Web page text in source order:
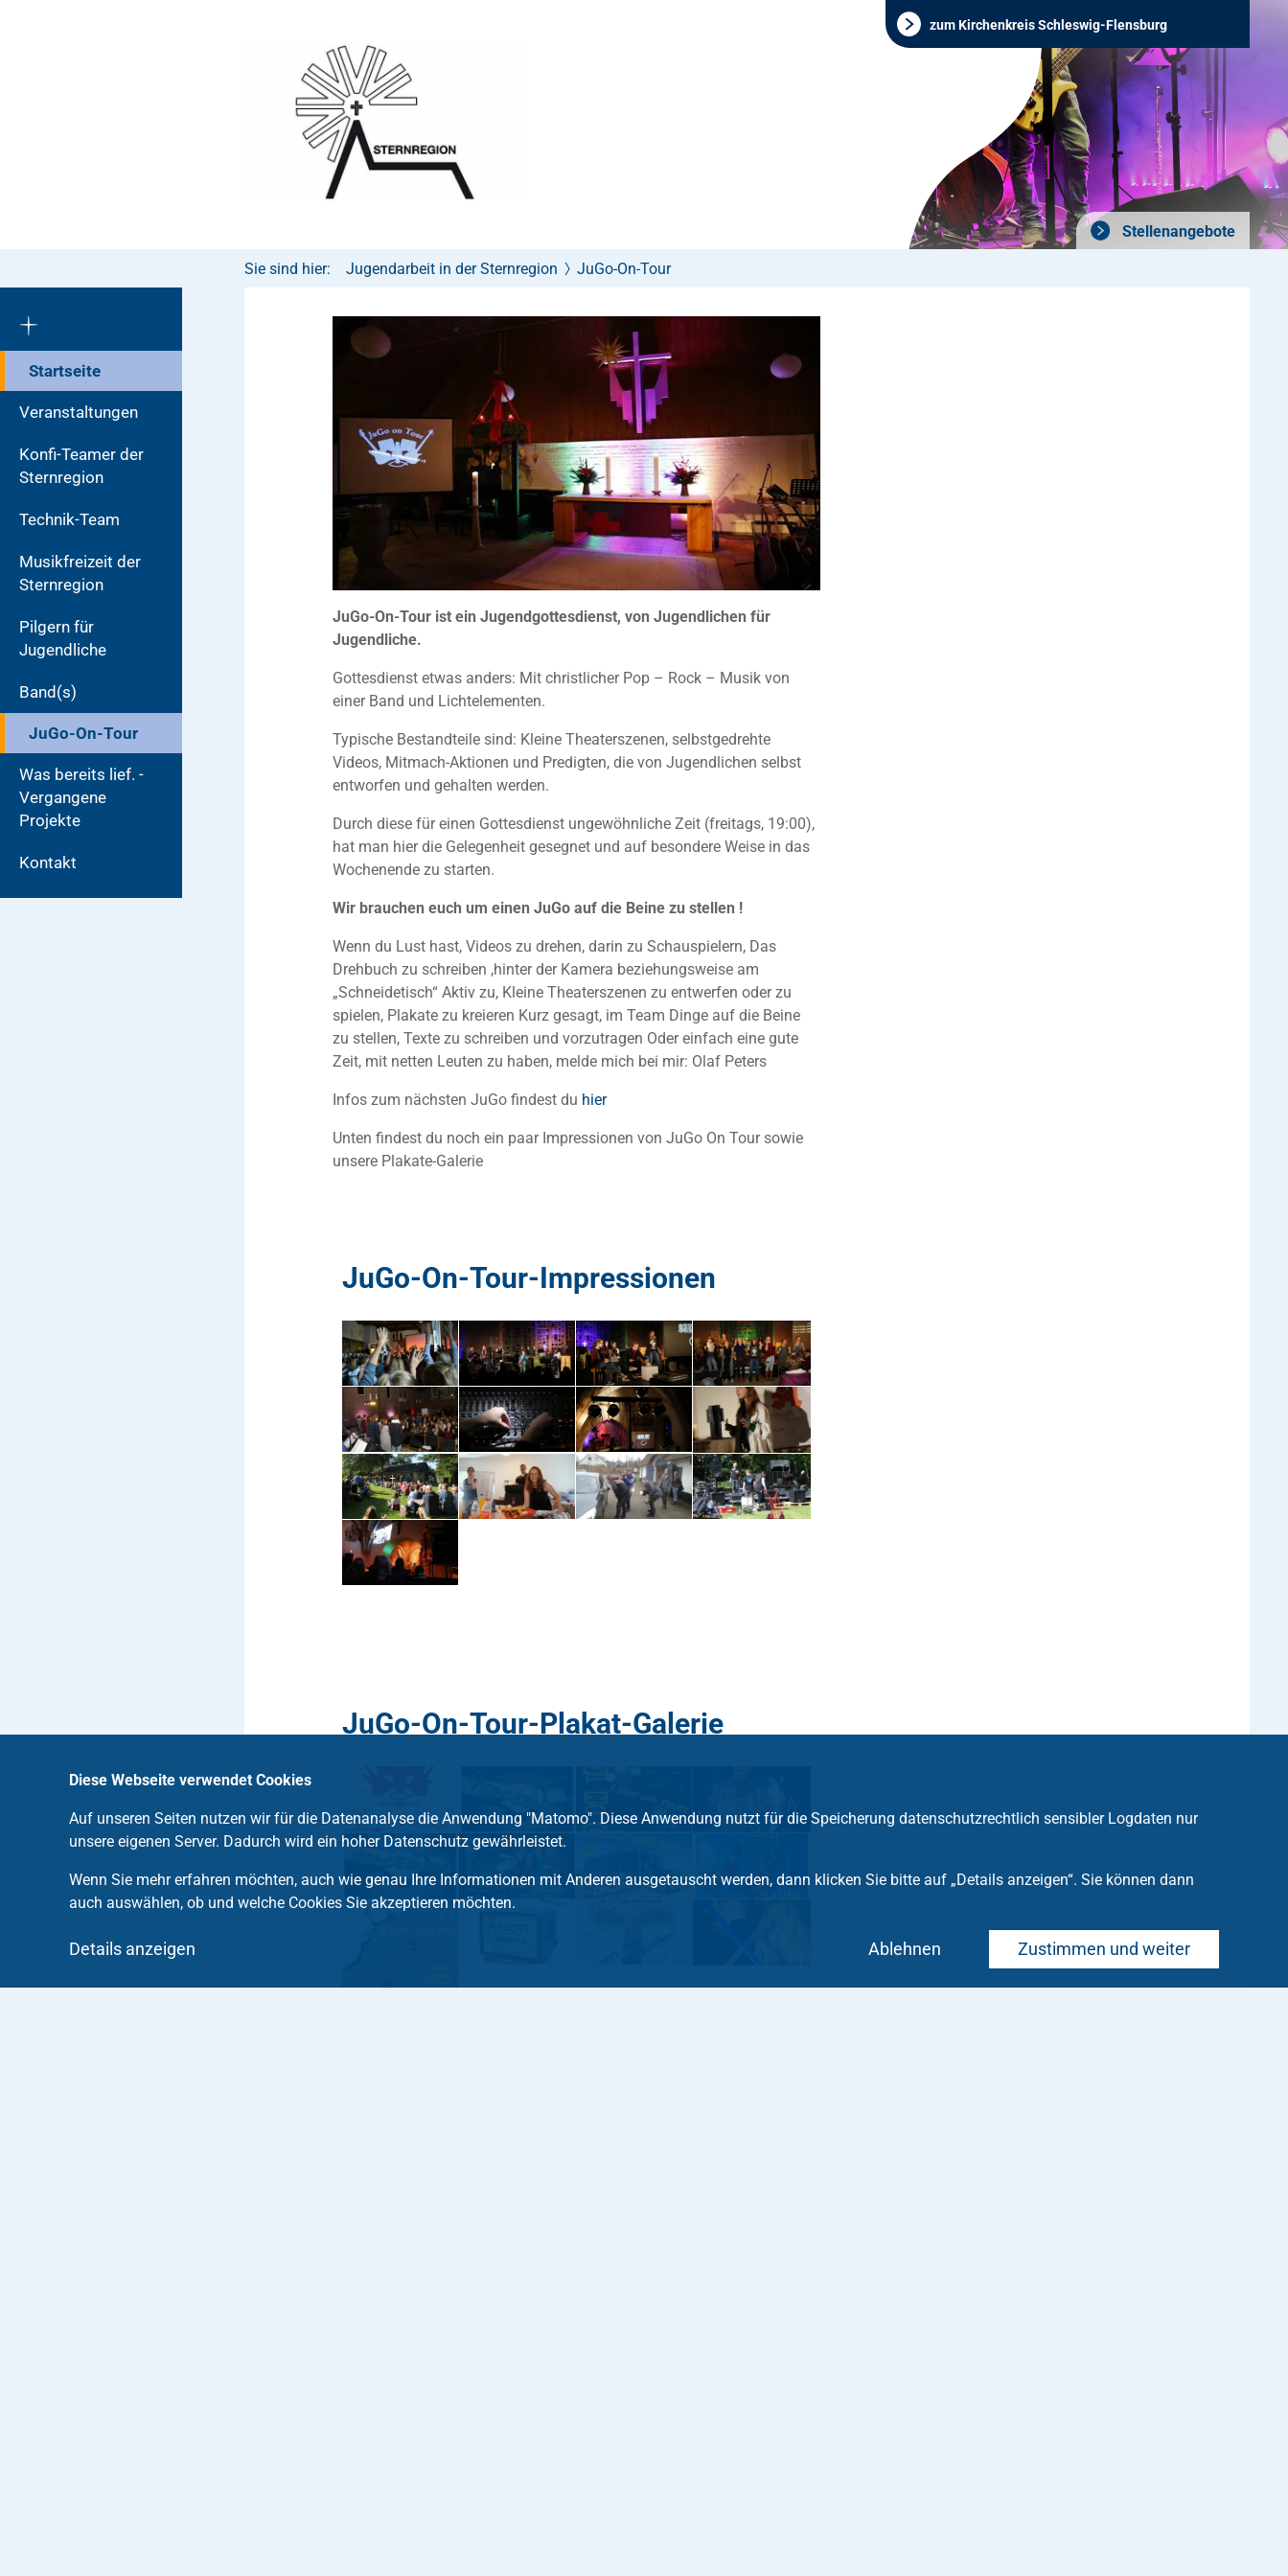
zum Kirchenkreis Schleswig-Flensburg
Stellenangebote
Startseite
Veranstaltungen
Konfi-Teamer der
Sternregion
Technik-Team
Musikfreizeit der
Sternregion
Pilgern für
Jugendliche
Band(s)
JuGo-On-Tour
Was bereits lief. -
Vergangene
Projekte
Kontakt
Sie sind hier: Jugendarbeit in der Sternregion JuGo-On-Tour
JuGo-On-Tour ist ein Jugendgottesdienst, von Jugendlichen für
Jugendliche.
Gottesdienst etwas anders: Mit christlicher Pop – Rock – Musik von
einer Band und Lichtelementen.
Typische Bestandteile sind: Kleine Theaterszenen, selbstgedrehte
Videos, Mitmach-Aktionen und Predigten, die von Jugendlichen selbst
entworfen und gehalten werden.
Durch diese für einen Gottesdienst ungewöhnliche Zeit (freitags, 19:00),
hat man hier die Gelegenheit gesegnet und auf besondere Weise in das
Wochenende zu starten.
Wir brauchen euch um einen JuGo auf die Beine zu stellen !
Wenn du Lust hast, Videos zu drehen, darin zu Schauspielern, Das
Drehbuch zu schreiben ,hinter der Kamera beziehungsweise am
„Schneidetisch“ Aktiv zu, Kleine Theaterszenen zu entwerfen oder zu
spielen, Plakate zu kreieren Kurz gesagt, im Team Dinge auf die Beine
zu stellen, Texte zu schreiben und vorzutragen Oder einfach eine gute
Zeit, mit netten Leuten zu haben, melde mich bei mir: Olaf Peters
Infos zum nächsten JuGo findest du hier
Unten findest du noch ein paar Impressionen von JuGo On Tour sowie
unsere Plakate-Galerie
JuGo-On-Tour-Impressionen
JuGo-On-Tour-Plakat-Galerie
Diese Webseite verwendet Cookies
Auf unseren Seiten nutzen wir für die Datenanalyse die Anwendung "Matomo". Diese Anwendung nutzt für die Speicherung datenschutzrechtlich sensibler Logdaten nur
unsere eigenen Server. Dadurch wird ein hoher Datenschutz gewährleistet.
Wenn Sie mehr erfahren möchten, auch wie genau Ihre Informationen mit Anderen ausgetauscht werden, dann klicken Sie bitte auf „Details anzeigen“. Sie können dann
auch auswählen, ob und welche Cookies Sie akzeptieren möchten.
Zustimmen und weiter
Details anzeigen Ablehnen